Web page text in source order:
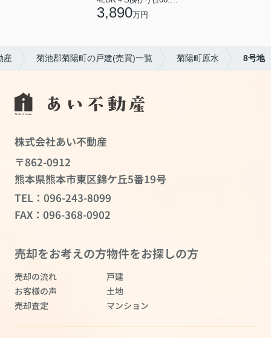
3,890万円
産 菊池郡菊陽町の戸建(売買)一覧 菊陽町原水 8号地
株式会社あい不動産
〒862-0912
熊本県熊本市東区錦ケ丘5番19号
TEL： 096-243-8099
FAX：096-368-0902
売却をお考えの方
売却の流れ
お客様の声
売却査定
物件をお探しの方
戸建
土地
マンション